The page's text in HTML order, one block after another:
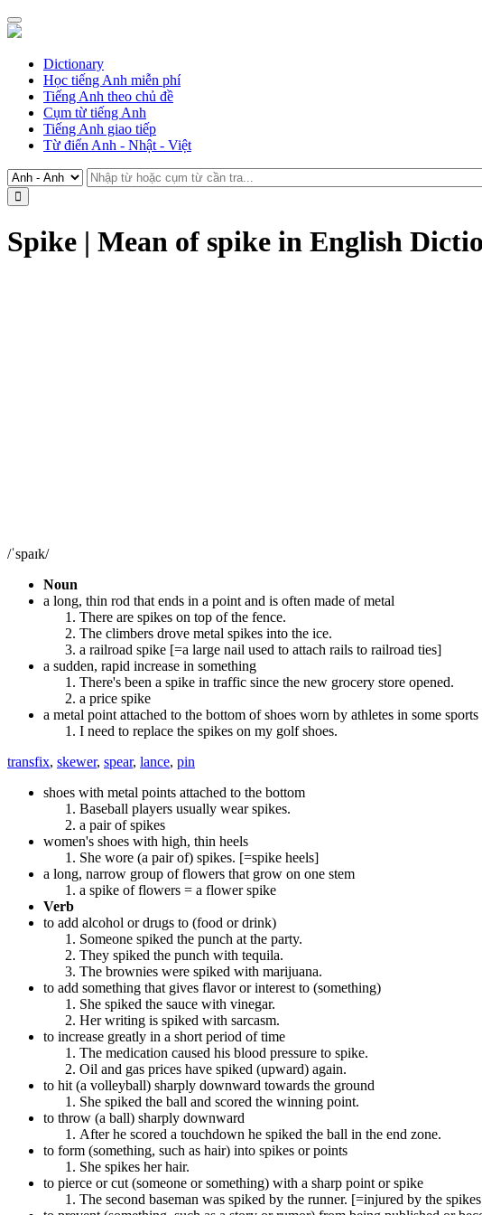
Dictionary
Học tiếng Anh miễn phí
Tiếng Anh theo chủ đề
Cụm từ tiếng Anh
Tiếng Anh giao tiếp
Từ điển Anh - Nhật - Việt
Spike | Mean of spike in English
/ˈspaɪk/
Noun
a long, thin rod that ends in a point and is often made of metal
There are spikes on top of the fence.
The climbers drove metal spikes into the ice.
a railroad spike [=a large nail used to attach rails to railroad ties]
a sudden, rapid increase in something
There's been a spike in traffic since the new grocery store opened.
a price spike
a metal point attached to the bottom of shoes worn by athletes in some sports
I need to replace the spikes on my golf shoes.
transfix, skewer, spear, lance, pin
shoes with metal points attached to the bottom
Baseball players usually wear spikes.
a pair of spikes
women's shoes with high, thin heels
She wore (a pair of) spikes. [=spike heels]
a long, narrow group of flowers that grow on one stem
a spike of flowers = a flower spike
Verb
to add alcohol or drugs to (food or drink)
Someone spiked the punch at the party.
They spiked the punch with tequila.
The brownies were spiked with marijuana.
to add something that gives flavor or interest to (something)
She spiked the sauce with vinegar.
Her writing is spiked with sarcasm.
to increase greatly in a short period of time
The medication caused his blood pressure to spike.
Oil and gas prices have spiked (upward) again.
to hit (a volleyball) sharply downward towards the ground
She spiked the ball and scored the winning point.
to throw (a ball) sharply downward
After he scored a touchdown he spiked the ball in the end zone.
to form (something, such as hair) into spikes or points
She spikes her hair.
to pierce or cut (someone or something) with a sharp point or spike
The second baseman was spiked by the runner. [=injured by the